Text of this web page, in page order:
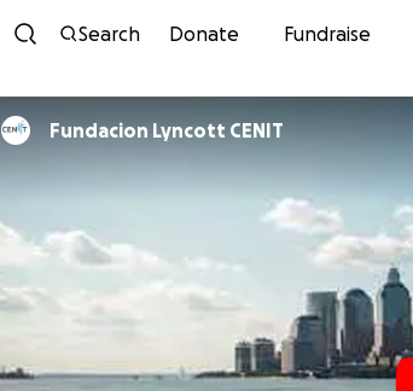
Skip
Search Donate Fundraise
Fundacion Lyncott CENIT